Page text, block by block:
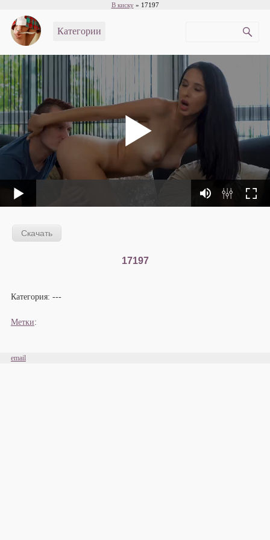
В киску» 17197
Категории
17197
Категория: ---
Метки:
email